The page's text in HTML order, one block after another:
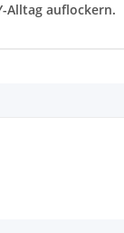
Alltag auflockern.